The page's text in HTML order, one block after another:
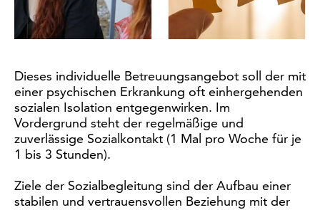
Dieses individuelle Betreuungsangebot soll der mit
einer psychischen Erkrankung oft einhergehenden
sozialen Isolation entgegenwirken. Im
Vordergrund steht der regelmäßige und
zuverlässige Sozialkontakt (1 Mal pro Woche für je
1 bis 3 Stunden).
Ziele der Sozialbegleitung sind der Aufbau einer
stabilen und vertrauensvollen Beziehung mit der